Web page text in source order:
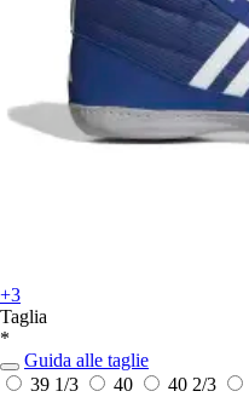
+3
Taglia
*
Guida alle taglie
39 1/3
40 40 2/3